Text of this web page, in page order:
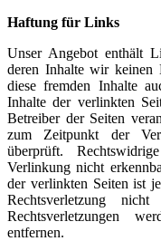
Haftung für Links
Unser Angebot enthält
deren Inhalte wir keinen
diese fremden Inhalte
Inhalte der verlinkten
Betreiber der Seiten
zum Zeitpunkt der
überprüft.
Verlinkung nicht
der verlinkten Seiten ist
Rechtsverletzung
Rechtsverletzungen
entfernen.